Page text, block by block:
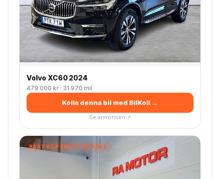
Volvo XC60 2024
479 000 kr · 31 970 mil
Kolla denna bil med BilKoll →
Se annonsen ↗
BÄST KÖP ENLIGT BILKOLL